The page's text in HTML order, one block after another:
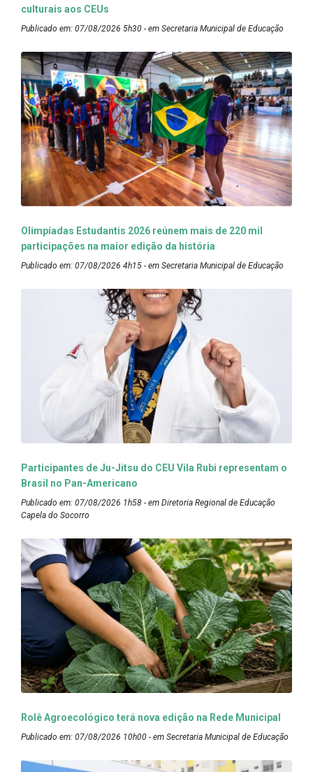
culturais aos CEUs
Publicado em: 07/08/2026 5h30 - em Secretaria Municipal de Educação
Olimpíadas Estudantis 2026 reúnem mais de 220 mil
participações na maior edição da história
Publicado em: 07/08/2026 4h15 - em Secretaria Municipal de Educação
Participantes de Ju-Jitsu do CEU Vila Rubi representam o
Brasil no Pan-Americano
Publicado em: 07/08/2026 1h58 - em Diretoria Regional de Educação
Capela do Socorro
Rolê Agroecológico terá nova edição na Rede Municipal
Publicado em: 07/08/2026 10h00 - em Secretaria Municipal de Educação